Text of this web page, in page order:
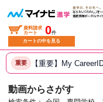
資料請求
カート
0件
カートの中を見る
重要 【重要】My
動画からさがす